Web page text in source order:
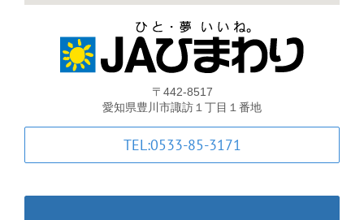
〒442-8517
愛知県豊川市諏訪１丁目１番地
TEL:0533-85-3171